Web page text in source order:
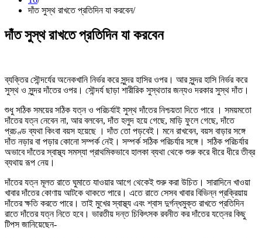
দাঁত সুস্থ রাখতে প্রতিদিন যা করবেন
দাঁত সুস্থ রাখতে প্রতিদিন যা করবেন
ব্যক্তির সৌন্দর্যের অনেকখানি নির্ভর করে সুন্দর হাসির ওপর। আর সুন্দর হাসি নির্ভর করে
সুস্থ ও সুন্দর দাঁতের ওপর। সৌন্দর্য ছাড়া শারীরিক সুস্থতার জন্যও দরকার সুস্থ দাঁত।
শুধু সঠিক সময়ের সঠিক যত্ন ও পরিচর্যাই সুস্থ দাঁতের নিশ্চয়তা দিতে পারে । সময়মতো
দাঁতের যত্ন নেবেন না, আর বলবেন, দাঁত হলুদ হয়ে গেছে, মাড়ি ফুলে গেছে, দাঁতে
প্রচণ্ড ব্যথা কিংবা বয়স হয়েছে । দাঁত তো পড়বেই। মনে রাখবেন, বয়স বাড়ার সঙ্গে
দাঁত নড়ার বা পড়ার কোনো সম্পর্ক নেই। সম্পর্ক সঠিক পরিচর্যার সঙ্গে। সঠিক পরিচর্যার
অভাবে দাঁতের স্বাস্থ্য সমস্যা প্রাথমিকভাবে হালকা ব্যথা থেকে শুরু করে ধীরে ধীরে তীব্র
ব্যথায় রূপ নেয়।
দাঁতের যত্ন মূলত রাতে ঘুমাতে যাওয়ার আগে থেকেই শুরু করা উচিত। সারাদিনে খাওয়া
খাবার দাঁতের কোণায় আটকে থাকতে পারে। এতে রাতে সেসব খাবার বিভিন্ন প্রক্রিয়ায়
দাঁতের ক্ষতি করতে পারে। তাই মুখের স্বাস্থ্য এবং শ্বাস দুর্গন্ধমুক্ত রাখতে প্রতিদিন
রাতে দাঁতের যত্ন নিতে হবে। ভারতীয় দন্ত চিকিৎসক রবনীত কর দাঁতের যত্নের কিছু
টিপস জানিয়েছেন-